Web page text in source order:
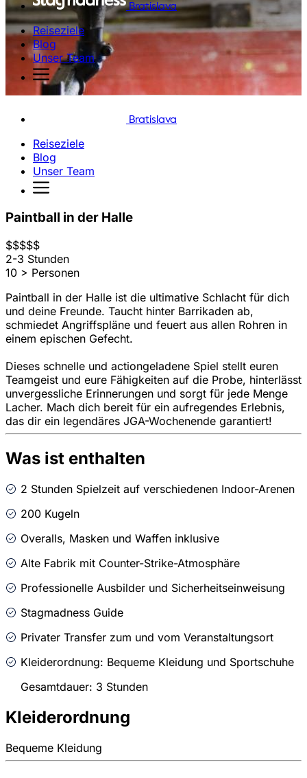
Bratislava
Reiseziele
Blog
Unser Team
Bratislava
Reiseziele
Blog
Unser Team
Paintball in der Halle
$$$$$
2-3 Stunden
10 > Personen
Paintball in der Halle ist die ultimative Schlacht für dich
und deine Freunde. Taucht hinter Barrikaden ab,
schmiedet Angriffspläne und feuert aus allen Rohren in
einem epischen Gefecht.
Dieses schnelle und actiongeladene Spiel stellt euren
Teamgeist und eure Fähigkeiten auf die Probe, hinterlässt
unvergessliche Erinnerungen und sorgt für jede Menge
Lacher. Mach dich bereit für ein aufregendes Erlebnis,
das dir ein legendäres JGA-Wochenende garantiert!
Was ist enthalten
2 Stunden Spielzeit auf verschiedenen Indoor-Arenen
200 Kugeln
Overalls, Masken und Waffen inklusive
Alte Fabrik mit Counter-Strike-Atmosphäre
Professionelle Ausbilder und Sicherheitseinweisung
Stagmadness Guide
Privater Transfer zum und vom Veranstaltungsort
Kleiderordnung: Bequeme Kleidung und Sportschuhe
Gesamtdauer: 3 Stunden
Kleiderordnung
Bequeme Kleidung